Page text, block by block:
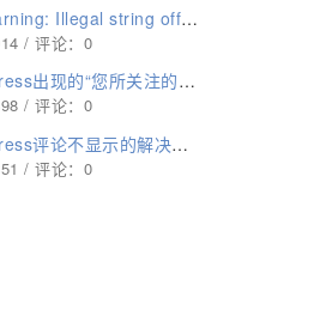
Illegal string offset的解决方法
/ 评论：0
的“您所关注的链接已过期”错误如何解决？
/ 评论：0
评论不显示的解决方法
/ 评论：0